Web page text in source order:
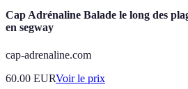
Cap Adrénaline Balade le long des
en segway
cap-adrenaline.com
60.00 EURVoir le prix